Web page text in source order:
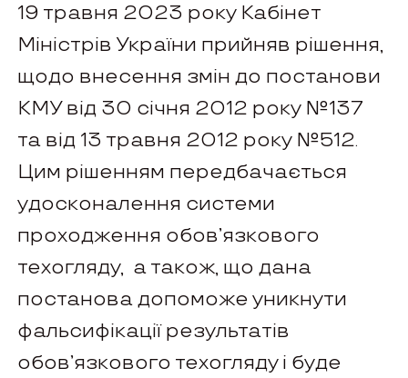
19 травня 2023 року Кабінет
Міністрів України прийняв рішення,
щодо внесення змін до постанови
КМУ від 30 січня 2012 року №137
та від 13 травня 2012 року №512.
Цим рішенням передбачається
удосконалення системи
проходження обов’язкового
техогляду, а також, що дана
постанова допоможе уникнути
фальсифікації результатів
обов’язкового техогляду і буде